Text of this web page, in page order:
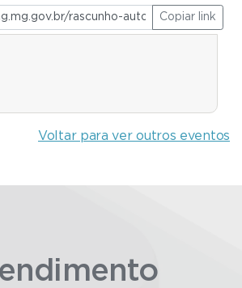
Copiar link
Voltar para ver outros eventos